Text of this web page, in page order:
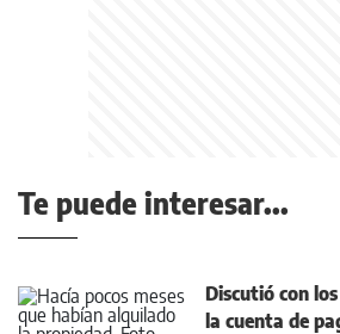
Te puede interesar...
Discutió con
la cuenta de